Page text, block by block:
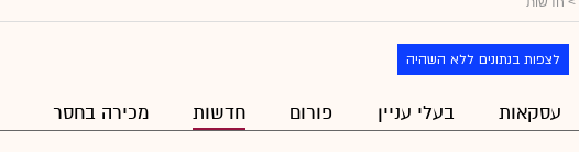
לצפות בנתונים ללא השהיה
עסקאות בעלי עניין פורום חדשות מכירה בחסר